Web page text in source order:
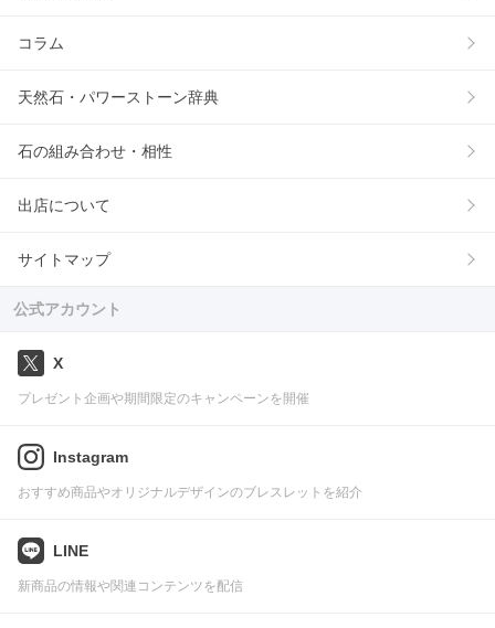
コラム
天然石・パワーストーン辞典
石の組み合わせ・相性
出店について
サイトマップ
公式アカウント
X
プレゼント企画や期間限定のキャンペーンを開催
Instagram
おすすめ商品やオリジナルデザインのブレスレットを紹介
LINE
新商品の情報や関連コンテンツを配信